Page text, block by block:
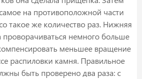
на противоположной части
такое же количество раз. Нижняя
проворачиваться немного больше
меньшее вращение
распиловки камня. Правильное
быть проверено два раза: с